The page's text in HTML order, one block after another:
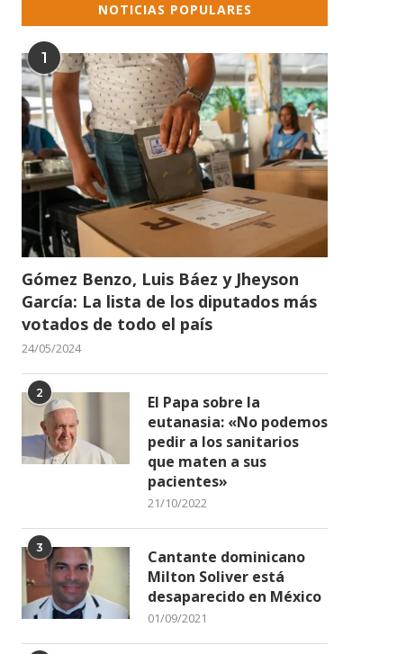
Defensor del Pueblo exige sean
racionalizadas medidas coerción
NOTICIAS POPULARES
1
Gómez Benzo, Luis Báez y Jheyson
García: La lista de los diputados más
votados de todo el país
24/05/2024
2
El Papa sobre la
eutanasia: «No podemos
pedir a los sanitarios
que maten a sus
pacientes»
21/10/2022
3
Cantante dominicano
Milton Soliver está
desaparecido en México
01/09/2021